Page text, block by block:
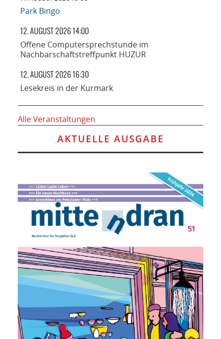
Park Bingo
12. AUGUST 2026 14:00
Offene Computersprechstunde im
Nachbarschaftstreffpunkt HUZUR
12. AUGUST 2026 16:30
Lesekreis in der Kurmark
Alle Veranstaltungen
AKTUELLE AUSGABE